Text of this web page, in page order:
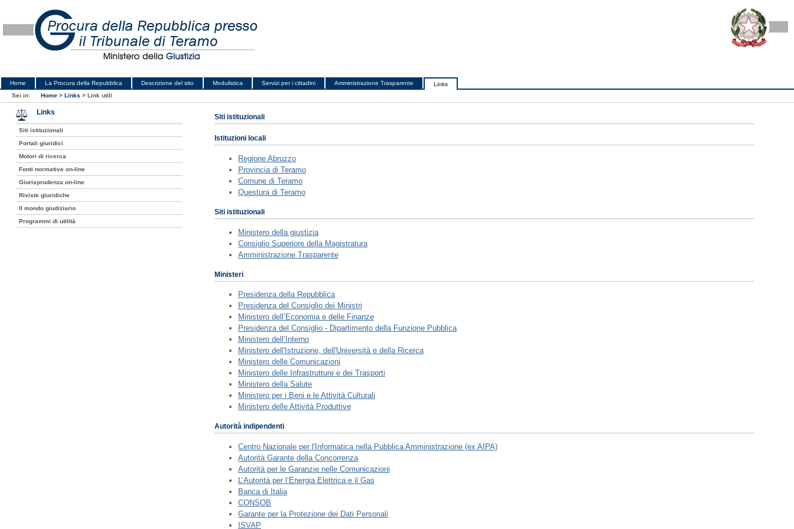
Home La Procura della Repubblica Descrizione del sito Modulistica Servizi per i cittadini Amministrazione Trasparente
Links
Sei in:
Home > Links > Link utili
Siti istituzionali
Istituzioni locali
Regione Abruzzo
Provincia di Teramo
Comune di Teramo
Questura di Teramo
Siti istituzionali
Ministero della giustizia
Consiglio Superiore della Magistratura
Amministrazione Trasparente
Ministeri
Presidenza della Repubblica
Presidenza del Consiglio dei Ministri
Ministero dell’Economia e delle Finanze
Presidenza del Consiglio - Dipartimento della Funzione Pubblica
Ministero dell’Interno
Ministero dell'Istruzione, dell'Università e della Ricerca
Ministero delle Comunicazioni
Ministero delle Infrastrutture e dei Trasporti
Ministero della Salute
Ministero per i Beni e le Attività Culturali
Ministero delle Attività Produttive
Autorità indipendenti
Centro Nazionale per l'Informatica nella Pubblica Amministrazione (ex AIPA)
Autorità Garante della Concorrenza
Autorità per le Garanzie nelle Comunicazioni
L’Autorità per l’Energia Elettrica e il Gas
Banca di Italia
CONSOB
Garante per la Protezione dei Dati Personali
ISVAP
Links
Siti istituzionali
Portali giuridici
Motori di ricerca
Fonti normative on-line
Giurisprudenza on-line
Riviste giuridiche
Il mondo giudiziario
Programmi di utilità